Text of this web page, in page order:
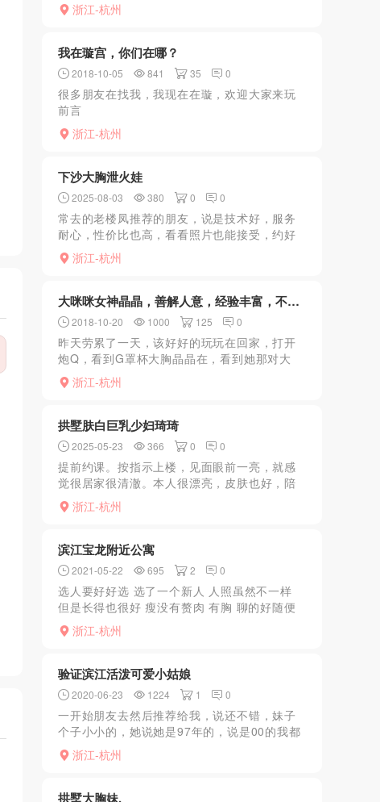
房间，安排js足疗，选一个最高价格的足疗套
浙江-杭州
我在璇宫，你们在哪？
2018-10-05 841 35 0
很多朋友在找我，我现在在璇，欢迎大家来玩
前言
浙江-杭州
下沙大胸泄火娃
2025-08-03 380 0 0
常去的老楼凤推荐的朋友，说是技术好，服务
耐心，性价比也高，看看照片也能接受，约好
准时到小区，老师属于丰满型，熊很大很远，
明晃晃的。交完水费先洗澡，洗完后老师先是
浙江-杭州
大咪咪女神晶晶，善解人意，经验丰富，不用...
2018-10-20 1000 125 0
昨天劳累了一天，该好好的玩玩在回家，打开
炮Q，看到G罩杯大胸晶晶在，看到她那对大
胸，心里就痒痒的。反正没事，约起。与她QQ
联系了没想到提前过去还说要给我优惠，想想
浙江-杭州
拱墅肤白巨乳少妇琦琦
2025-05-23 366 0 0
提前约课。按指示上楼，见面眼前一亮，就感
觉很居家很清澈。本人很漂亮，皮肤也好，陪
洗很认真，中间的服务就不多写了，值得一提
的是，服务全能口技超赞，吸力很强，哈哈
浙江-杭州
滨江宝龙附近公寓
2021-05-22 695 2 0
选人要好好选 选了一个新人 人照虽然不一样
但是长得也很好 瘦没有赘肉 有胸 聊的好随便
扣 总之就很爽 完事之后还加了微信 不过 妹子
回老家了 但是还有其他的 素质应该也都不错
浙江-杭州
验证滨江活泼可爱小姑娘
2020-06-23 1224 1 0
一开始朋友去然后推荐给我，说还不错，妹子
个子小小的，她说她是97年的，说是00的我都
信，刚见面感觉还挺活泼可爱的，一上床骚劲
就上来了，跟我说最喜欢后入，哈哈，还说有
浙江-杭州
拱墅大胸妹.